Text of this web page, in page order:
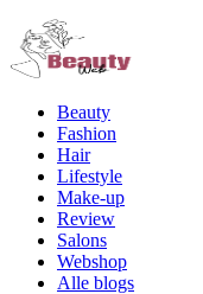
Beauty
Fashion
Hair
Lifestyle
Make-up
Review
Salons
Webshop
Alle blogs